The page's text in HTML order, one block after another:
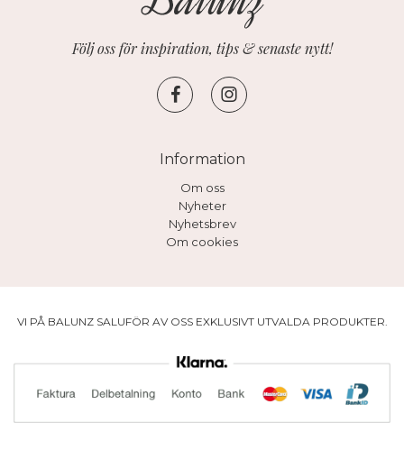
Följ oss för inspiration, tips & senaste nytt!
Information
Om oss
Nyheter
Nyhetsbrev
Om cookies
VI PÅ BALUNZ SALUFÖR AV OSS EXKLUSIVT UTVALDA PRODUKTER.